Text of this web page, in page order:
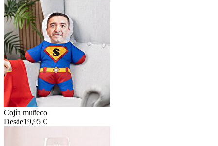
Cojín muñeco
Desde19,95 €